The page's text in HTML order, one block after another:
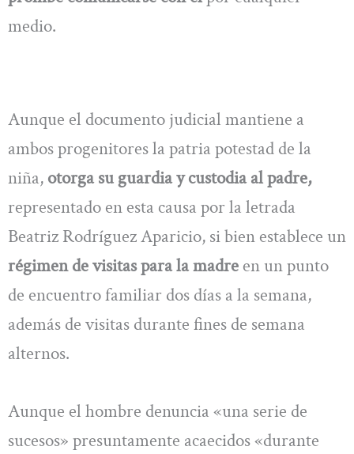
medio.
Aunque el documento judicial mantiene a
ambos progenitores la patria potestad de la
niña, otorga su guardia y custodia al padre,
representado en esta causa por la letrada
Beatriz Rodríguez Aparicio, si bien establece un
régimen de visitas para la madre en un punto
de encuentro familiar dos días a la semana,
además de visitas durante fines de semana
alternos.
Aunque el hombre denuncia «una serie de
sucesos» presuntamente acaecidos «durante